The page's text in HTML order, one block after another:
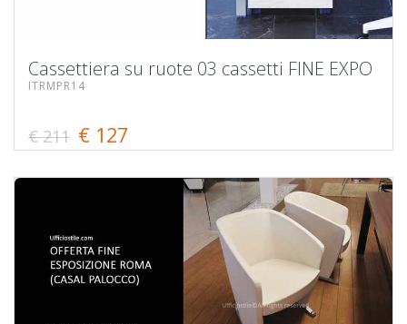
Cassettiera su ruote 03 cassetti FINE EXPO
ITRMPR14
€ 211 € 127